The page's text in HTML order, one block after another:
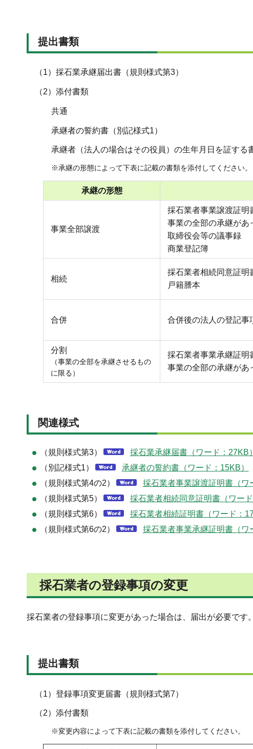
提出書類
（1）採石業承継届出書（規則様式第3）
（2）添付書類
共通
承継者の誓約書（別記様式1）
承継者（法人の場合はその役員）の生年月日を証する
※承継の形態によって下表に記載の書類を添付してください。
承継の形態
事業全部譲渡
採石業者事業譲渡証明
事業の全部の承継があ
取締役会等の議事録
商業登記簿
相続
採石業者相続同意証明
戸籍謄本
合併 合併後の法人の登記事
分割
（事業の全部を承継させるもの
に限る）
採石業者事業承継証明
事業の全部の承継があ
関連様式
（規則様式第3）
採石業承継届書（ワード：27KB）
（別記様式1）
承継者の誓約書（ワード：15KB）
（規則様式第4の2）
採石業者事業譲渡証明書（ワ
（規則様式第5）
採石業者相続同意証明書（ワード
（規則様式第6）
採石業者相続証明書（ワード：
（規則様式第6の2）
採石業者事業承継証明書（ワ
採石業者の登録事項の変更
採石業者の登録事項に変更があった場合は、届出が必要です
提出書類
（1）登録事項変更届書（規則様式第7）
（2）添付書類
※変更内容によって下表に記載の書類を添付してください。